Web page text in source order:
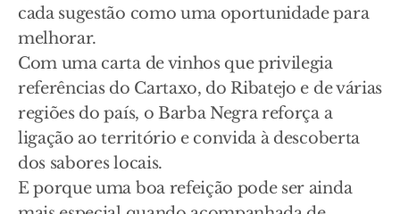
cada sugestão como uma oportunidade para
melhorar.
Com uma carta de vinhos que privilegia
referências do Cartaxo, do Ribatejo e de várias
regiões do país, o Barba Negra reforça a
ligação ao território e convida à descoberta
dos sabores locais.
E porque uma boa refeição pode ser ainda